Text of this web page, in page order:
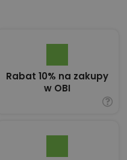
Rabat 10% na zakupy
w OBI